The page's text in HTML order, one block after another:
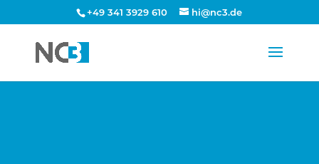
+49 341 3929 610 hi@nc3.de